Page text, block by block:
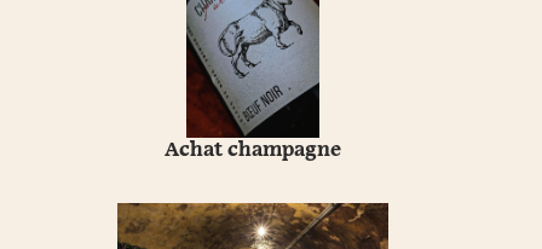
Achat champagne